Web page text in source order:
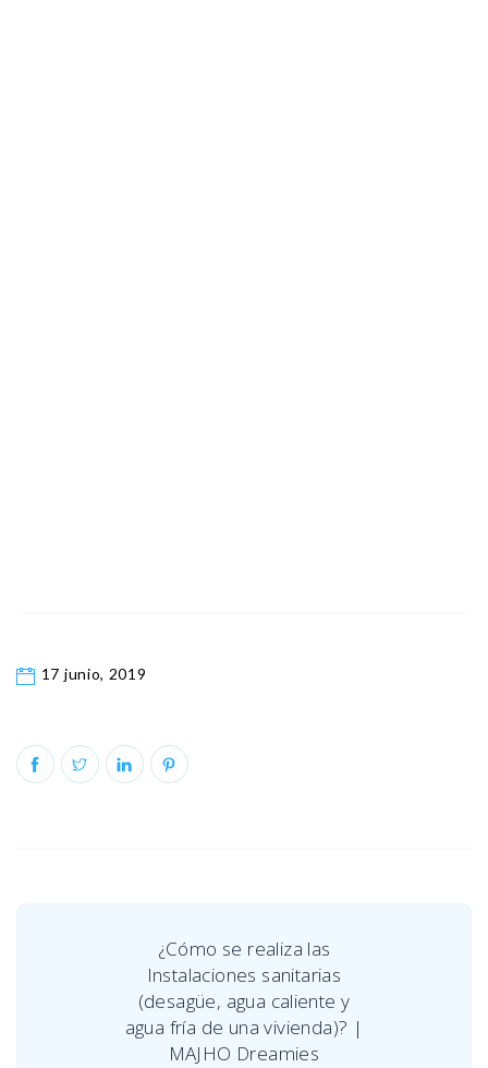
17 junio, 2019
¿Cómo se realiza las
Instalaciones sanitarias
(desagüe, agua caliente y
agua fría de una vivienda)? |
MAJHO Dreamies